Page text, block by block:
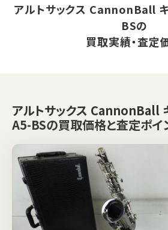
アルトサックス CannonBall
BSの
買取実績・査定
アルトサックス CannonBall
A5-BSの買取価格と査定ポイ